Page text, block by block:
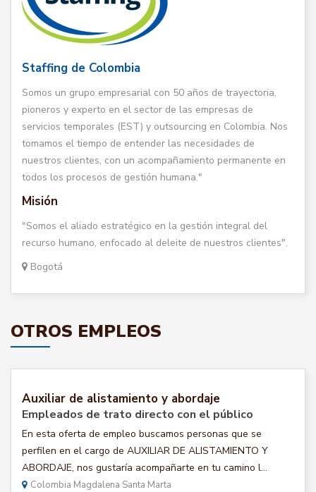
Staffing de Colombia
Somos un grupo empresarial con 50 años de trayectoria,
pioneros y experto en el sector de las empresas de
servicios temporales (EST) y outsourcing en Colombia. Nos
tomamos el tiempo de entender las necesidades de
nuestros clientes, con un acompañamiento permanente en
todos los procesos de gestión humana."
Misión
"Somos el aliado estratégico en la gestión integral del
recurso humano, enfocado al deleite de nuestros clientes".
Bogotá
OTROS EMPLEOS
Auxiliar de alistamiento y abordaje
Empleados de trato directo con el público
En esta oferta de empleo buscamos personas que se
perfilen en el cargo de AUXILIAR DE ALISTAMIENTO Y
ABORDAJE, nos gustaría acompañarte en tu camino l...
Colombia Magdalena Santa Marta